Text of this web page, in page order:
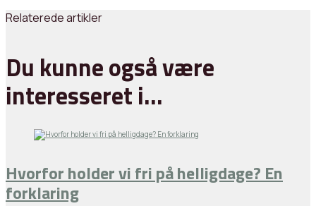
Relaterede artikler
Du kunne også være
interesseret i…
Hvorfor holder vi fri på helligdage? En
forklaring